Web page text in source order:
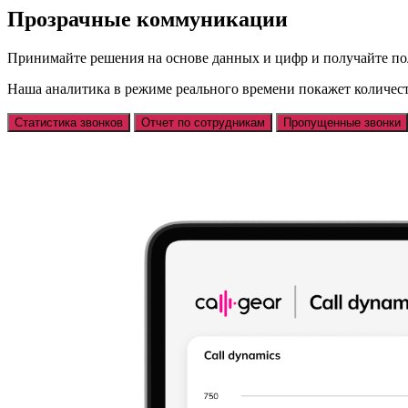
Прозрачные коммуникации
Принимайте решения на основе данных и цифр и получайте
Наша аналитика в режиме реального времени покажет
Статистика звонков Отчет по сотрудникам Пропущенные звонки